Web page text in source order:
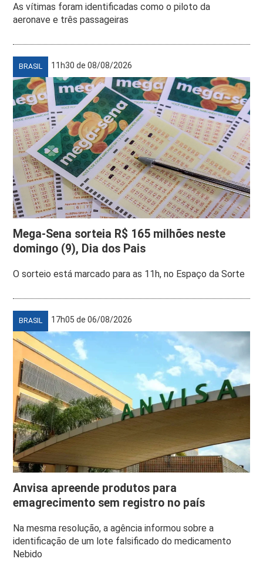
As vítimas foram identificadas como o piloto da
aeronave e três passageiras
BRASIL 11h30 de 08/08/2026
Mega-Sena sorteia R$ 165 milhões neste
domingo (9), Dia dos Pais
O sorteio está marcado para as 11h, no Espaço da Sorte
BRASIL 17h05 de 06/08/2026
Anvisa apreende produtos para
emagrecimento sem registro no país
Na mesma resolução, a agência informou sobre a
identificação de um lote falsificado do medicamento
Nebido